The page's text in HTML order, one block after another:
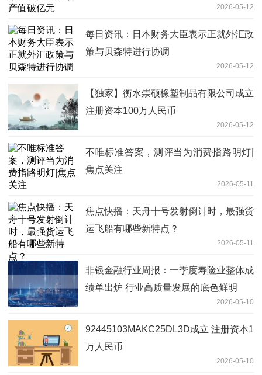
2026-05-12
每日资讯：日本财务大臣表示正就外汇政
策与贝森特进行协调
2026-05-12
【独家】衡水崇硕橡塑制品有限公司成立
注册资本100万人民币
2026-05-12
不唯标准答案，测评当为消费指路明灯|
焦点关注
2026-05-11
焦点快播：天舟十号发射倒计时，最强货
运飞船有哪些新特点？
2026-05-11
非银金融行业周报：一季度寿险业整体成
绩单出炉 行业高质量发展的底色鲜明
2026-05-10
92445103MAKC25DL3D成立 注册资本1
万人民币
2026-05-10